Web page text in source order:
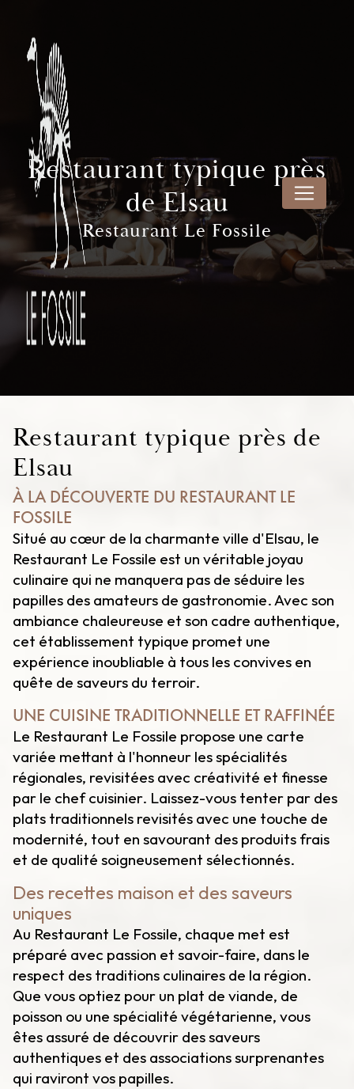
Restaurant typique près
de Elsau
Restaurant Le Fossile
Restaurant typique près de
Elsau
À LA DÉCOUVERTE DU RESTAURANT LE
FOSSILE
Situé au cœur de la charmante ville d'Elsau, le
Restaurant Le Fossile est un véritable joyau
culinaire qui ne manquera pas de séduire les
papilles des amateurs de gastronomie. Avec son
ambiance chaleureuse et son cadre authentique,
cet établissement typique promet une
expérience inoubliable à tous les convives en
quête de saveurs du terroir.
UNE CUISINE TRADITIONNELLE ET RAFFINÉE
Le Restaurant Le Fossile propose une carte
variée mettant à l'honneur les spécialités
régionales, revisitées avec créativité et finesse
par le chef cuisinier. Laissez-vous tenter par des
plats traditionnels revisités avec une touche de
modernité, tout en savourant des produits frais
et de qualité soigneusement sélectionnés.
Des recettes maison et des saveurs
uniques
Au Restaurant Le Fossile, chaque met est
préparé avec passion et savoir-faire, dans le
respect des traditions culinaires de la région.
Que vous optiez pour un plat de viande, de
poisson ou une spécialité végétarienne, vous
êtes assuré de découvrir des saveurs
authentiques et des associations surprenantes
qui raviront vos papilles.